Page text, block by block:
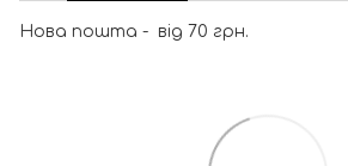
Нова пошта - від 70 грн.